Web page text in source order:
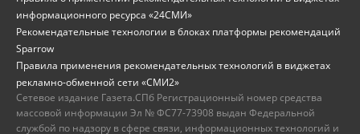
информационного ресурса «24СМИ»
Рекомендательные технологии в блоках платформы рекомендаций
Sparrow
Правила применения рекомендательных технологий в виджетах
рекламно-обменной сети «СМИ2»
Сетевое издание Газета.СПб Регистрационный номер средства
массовой информации Эл № ФС77-73908 выдан Федеральной
службой по надзору в сфере связи, информационных технологий и